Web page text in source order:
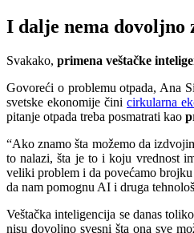
I dalje nema dovoljno
Svakako, primena veštačke
Govoreći o problemu otpada, Ana
svetske ekonomije čini cirkularna
pitanje otpada treba posmatrati kao
“Ako znamo šta možemo da
to nalazi, šta je to i koju vrednost
veliki problem i da povećamo
da nam pomognu AI i druga
Veštačka inteligencija se danas
nisu dovoljno svesni šta ona sve